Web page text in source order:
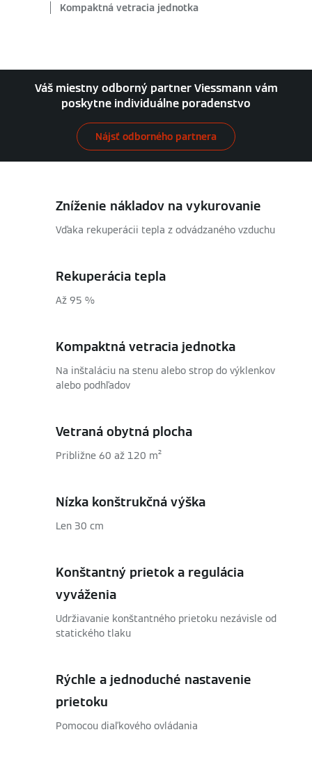
Kompaktná vetracia jednotka
Váš miestny odborný partner Viessmann vám
poskytne individuálne poradenstvo
Nájsť odborného partnera
Zníženie nákladov na vykurovanie
Vďaka rekuperácii tepla z odvádzaného vzduchu
Rekuperácia tepla
Až 95 %
Kompaktná vetracia jednotka
Na inštaláciu na stenu alebo strop do výklenkov
alebo podhľadov
Vetraná obytná plocha
Približne 60 až 120 m²
Nízka konštrukčná výška
Len 30 cm
Konštantný prietok a regulácia
vyváženia
Udržiavanie konštantného prietoku nezávisle od
statického tlaku
Rýchle a jednoduché nastavenie
prietoku
Pomocou diaľkového ovládania